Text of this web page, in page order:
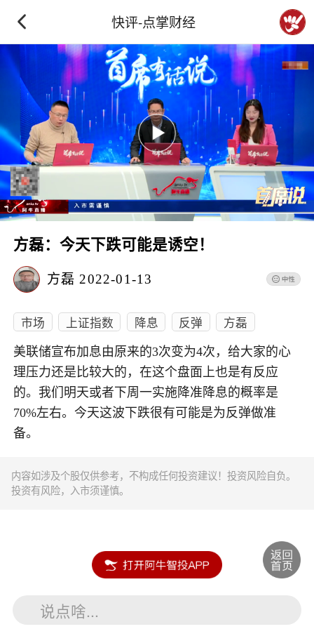
快评-点掌财经
方磊：今天下跌可能是诱空！
方磊 2022-01-13
市场 上证指数 降息 反弹 方磊
美联储宣布加息由原来的3次变为4次，给大家的心
理压力还是比较大的，在这个盘面上也是有反应
的。我们明天或者下周一实施降准降息的概率是
70%左右。今天这波下跌很有可能是为反弹做准
备。
内容如涉及个股仅供参考，不构成任何投资建议！投资风险自负。
投资有风险，入市须谨慎。
说点啥...